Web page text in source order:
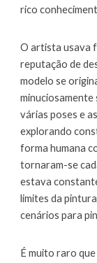
rico
O artista usava
reputação de
modelo se
minuciosamente
várias poses e
explorando
forma humana
tornaram-se
estava
limites da
cenários para
É muito raro